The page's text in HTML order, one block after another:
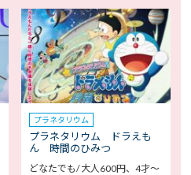
プラネタリウム
プラネタリウム ドラえも
ん 時間のひみつ
どなたでも/ 大人600円、4才～